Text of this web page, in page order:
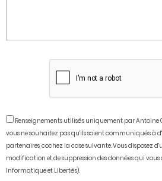
Renseignements utilisés uniquement par Antoine
vous ne souhaitez pas qu'ils soient communiqués à
partenaires, cochez la case suivante. Vous disposez
modification et de suppression des données qui
Informatique et Libertés).